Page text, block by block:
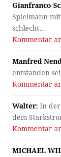
Gianfranco
Spielmann
schlecht…
Kommentar
Manfred
entstanden
Kommentar
Walter: In
dem
Kommentar
MICHAEL